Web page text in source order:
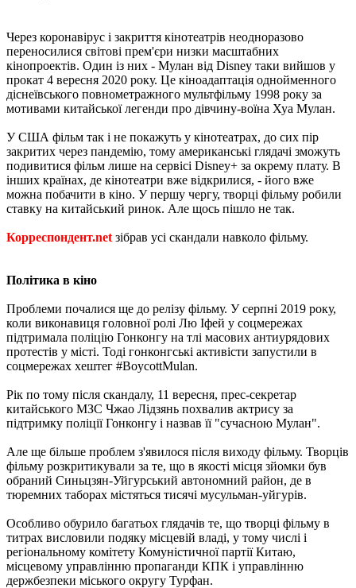
Через коронавірус і закриття кінотеатрів неодноразово
переносилися світові прем'єри низки масштабних
кінопроектів. Один із них - Мулан від Disney таки вийшов у
прокат 4 вересня 2020 року. Це кіноадаптація однойменного
діснеївського повнометражного мультфільму 1998 року за
мотивами китайської легенди про дівчину-воїна Хуа Мулан.
У США фільм так і не покажуть у кінотеатрах, до сих пір
закритих через пандемію, тому американські глядачі зможуть
подивитися фільм лише на сервісі Disney+ за окрему плату. В
інших країнах, де кінотеатри вже відкрилися, - його вже
можна побачити в кіно. У першу чергу, творці фільму робили
ставку на китайський ринок. Але щось пішло не так.
Корреспондент.net зібрав усі скандали навколо фільму.
Політика в кіно
Проблеми почалися ще до релізу фільму. У серпні 2019 року,
коли виконавиця головної ролі Лю Іфей у соцмережах
підтримала поліцію Гонконгу на тлі масових антиурядових
протестів у місті. Тоді гонконгські активісти запустили в
соцмережах хештег #BoycottMulan.
Рік по тому після скандалу, 11 вересня, прес-секретар
китайського МЗС Чжао Лідзянь похвалив актрису за
підтримку поліції Гонконгу і назвав її "сучасною Мулан".
Але ще більше проблем з'явилося після виходу фільму. Творців
фільму розкритикували за те, що в якості місця зйомки був
обраний Синьцзян-Уйгурський автономний район, де в
тюремних таборах містяться тисячі мусульман-уйгурів.
Особливо обурило багатьох глядачів те, що творці фільму в
титрах висловили подяку місцевій владі, у тому числі і
регіональному комітету Комуністичної партії Китаю,
місцевому управлінню пропаганди КПК і управлінню
держбезпеки міського округу Турфан.